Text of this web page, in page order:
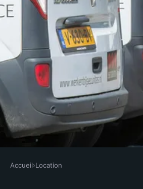
Accueil›Location